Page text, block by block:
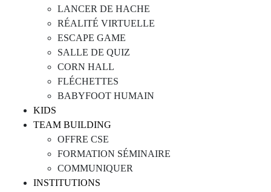
LANCER DE HACHE
RÉALITÉ VIRTUELLE
ESCAPE GAME
SALLE DE QUIZ
CORN HALL
FLÉCHETTES
BABYFOOT HUMAIN
KIDS
TEAM BUILDING
OFFRE CSE
FORMATION SÉMINAIRE
COMMUNIQUER
INSTITUTIONS